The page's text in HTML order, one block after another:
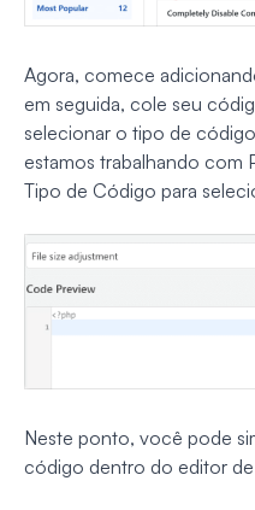
Agora, comece
em seguida, cole seu
selecionar o tipo de
estamos trabalhando com
Tipo de Código para
Neste ponto, você pode
código dentro do editor